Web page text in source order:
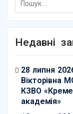
Недавні
28 липня
Вікторівна
КЗВО
академія»